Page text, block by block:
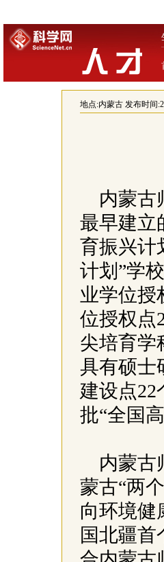
地点:内蒙古发布时间
内蒙古
最早建立
育振兴计
计划”学
业学位授
位授权点
尖培育学
具有硕士
建设点
批“全国
内蒙古
蒙古“两
向环境健
国北疆